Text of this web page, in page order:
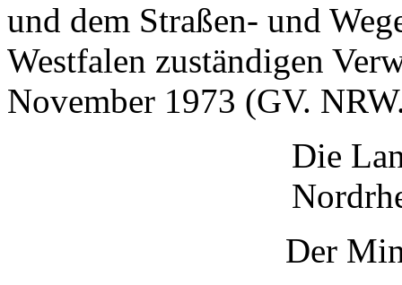
und dem Straßen- und
Westfalen zuständigen
November 1973 (GV.
Die
Der